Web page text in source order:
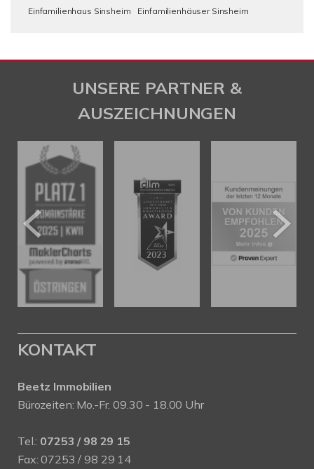
Einfamilienhaus Sinsheim
Einfamilienhäuser Sinsheim
UNSERE PARTNER &
AUSZEICHNUNGEN
KONTAKT
Beetz Immobilien
Bürozeiten: Mo.-Fr. 09.30 - 18.00 Uhr
Tel.: 07253 / 98 29 15
Fax: 07253 / 98 29 14